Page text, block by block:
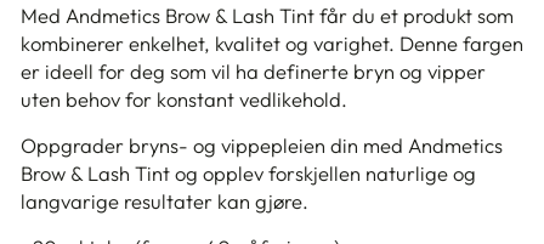
Med Andmetics Brow & Lash Tint får du et produkt som
kombinerer enkelhet, kvalitet og varighet. Denne fargen
er ideell for deg som vil ha definerte bryn og vipper
uten behov for konstant vedlikehold.
Oppgrader bryns- og vippepleien din med Andmetics
Brow & Lash Tint og opplev forskjellen naturlige og
langvarige resultater kan gjøre.